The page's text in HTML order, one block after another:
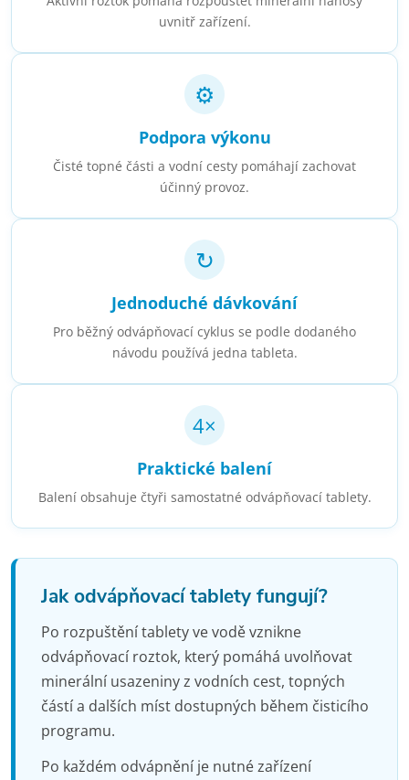
uvnitř zařízení.
⚙
Podpora výkonu
Čisté topné části a vodní cesty pomáhají zachovat
účinný provoz.
↻
Jednoduché dávkování
Pro běžný odvápňovací cyklus se podle dodaného
návodu používá jedna tableta.
4×
Praktické balení
Balení obsahuje čtyři samostatné odvápňovací tablety.
Jak odvápňovací tablety fungují?
Po rozpuštění tablety ve vodě vznikne
odvápňovací roztok, který pomáhá uvolňovat
minerální usazeniny z vodních cest, topných
částí a dalších míst dostupných během čisticího
programu.
Po každém odvápnění je nutné zařízení